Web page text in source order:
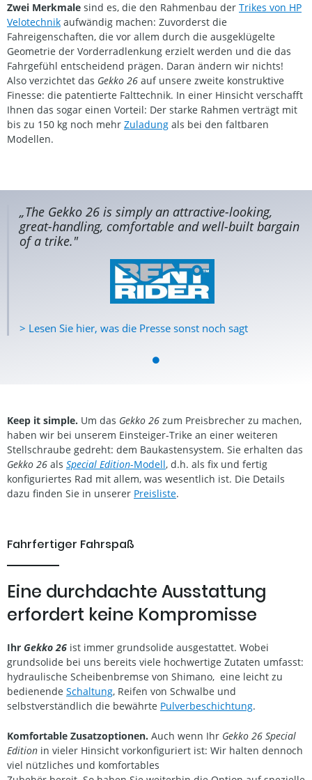
Zwei Merkmale sind es, die den Rahmenbau der Trikes von HP
Velotechnik aufwändig machen: Zuvorderst die
Fahreigenschaften, die vor allem durch die ausgeklügelte
Geometrie der Vorderradlenkung erzielt werden und die das
Fahrgefühl entscheidend prägen. Daran ändern wir nichts!
Also verzichtet das Gekko 26 auf unsere zweite konstruktive
Finesse: die patentierte Falttechnik. In einer Hinsicht verschafft
Ihnen das sogar einen Vorteil: Der starke Rahmen verträgt mit
bis zu 150 kg noch mehr Zuladung als bei den faltbaren
Modellen.
„The Gekko 26 is simply an attractive-looking,
great-handling, comfortable and well-built bargain
of a trike."
> Lesen Sie hier, was die Presse sonst noch sagt
Keep it simple. Um das Gekko 26 zum Preisbrecher zu machen,
haben wir bei unserem Einsteiger-Trike an einer weiteren
Stellschraube gedreht: dem Baukastensystem. Sie erhalten das
Gekko 26 als Special Edition-Modell, d.h. als fix und fertig
konfiguriertes Rad mit allem, was wesentlich ist. Die Details
dazu finden Sie in unserer Preisliste.
Fahrfertiger Fahrspaß
Eine durchdachte Ausstattung
erfordert keine Kompromisse
Ihr Gekko 26 ist immer grundsolide ausgestattet. Wobei
grundsolide bei uns bereits viele hochwertige Zutaten umfasst:
hydraulische Scheibenbremse von Shimano, eine leicht zu
bedienende Schaltung, Reifen von Schwalbe und
selbstverständlich die bewährte Pulverbeschichtung.
Komfortable Zusatzoptionen. Auch wenn Ihr Gekko 26 Special
Edition in vieler Hinsicht vorkonfiguriert ist: Wir halten dennoch
viel nützliches und komfortables